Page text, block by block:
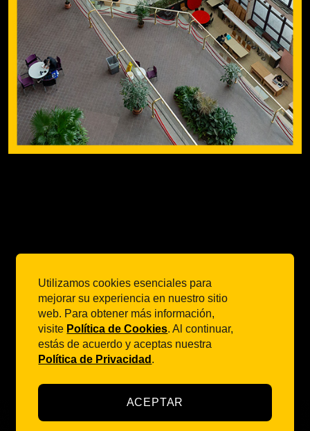
Avenida Limeira, 222 - Areão - Piracicaba, SP
Código Postal 13414-904 - Brasil
E-mail:site@toolsds.com
Utilizamos cookies esenciales para
mejorar su experiencia en nuestro sitio
web. Para obtener más información,
visite Política de Cookies. Al continuar,
estás de acuerdo y aceptas nuestra
Política de Privacidad .
ACEPTAR